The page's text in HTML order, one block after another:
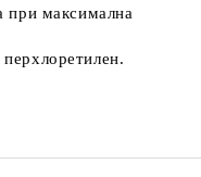
при максимална